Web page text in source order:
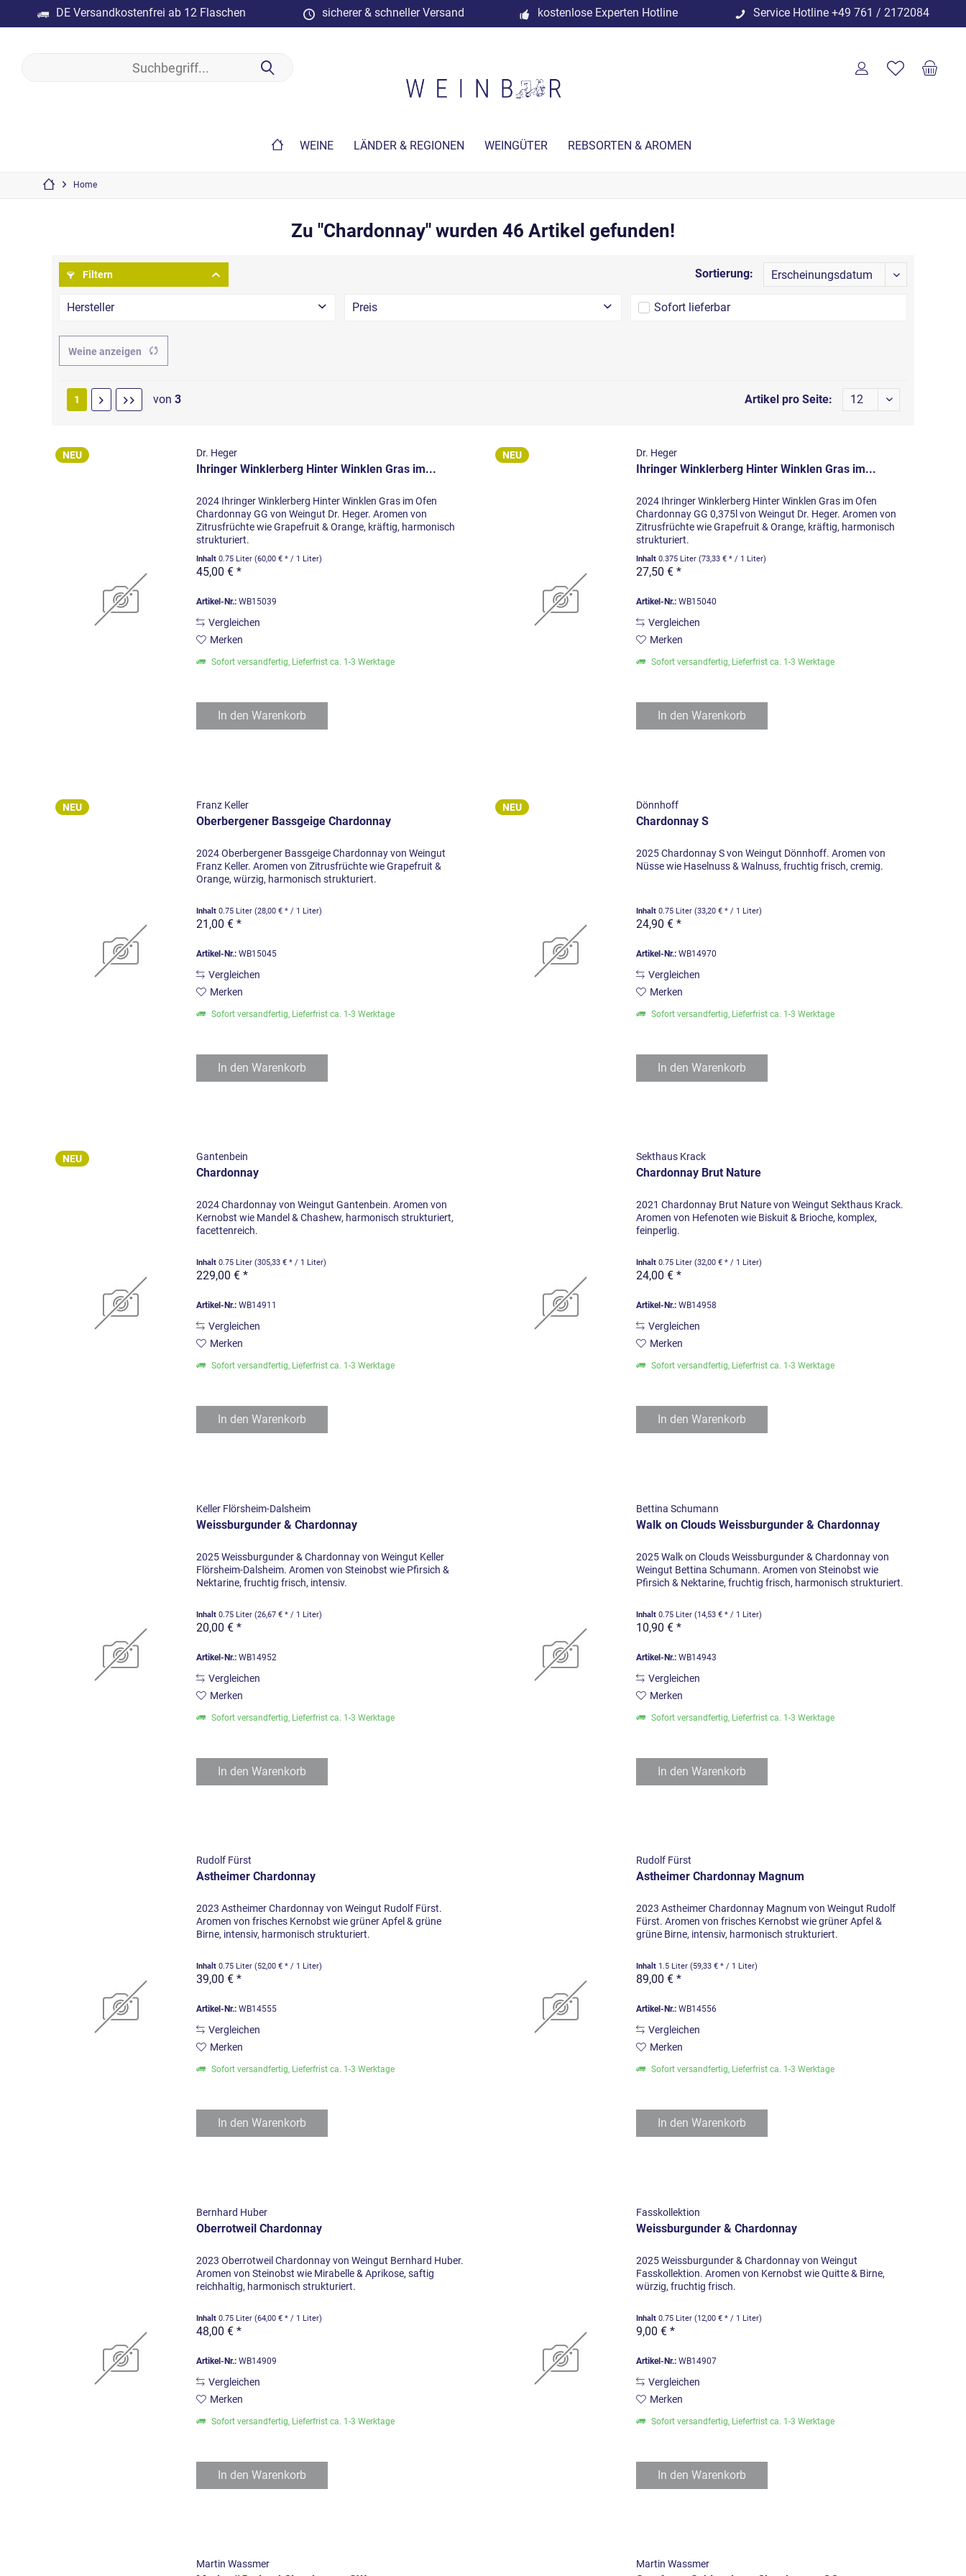
DE Versandkostenfrei ab 12 Flaschen sicherer & schneller Versand kostenlose Experten Hotline Service Hotline +49 761 / 2172084
WEINE LÄNDER & REGIONEN WEINGÜTER REBSORTEN & AROMEN
Home
Zu "Chardonnay" wurden 46 Artikel gefunden!
Filtern Sortierung:
Hersteller
Bernhard Huber
Bettina Schumann
Dr. Heger
Duijn Wein Consulting
Fasskollektion
Keller Flörsheim-Dalsheim
Knipser
makalié Max Frölich
Ziereisen
Preis Sofort lieferbar
Weine anzeigen
1 von 3 Artikel pro Seite:
NEU Dr. Heger
Ihringer Winklerberg Hinter Winklen Gras im...
2024 Ihringer Winklerberg Hinter Winklen Gras im Ofen
Chardonnay GG von Weingut Dr. Heger. Aromen von
Zitrusfrüchte wie Grapefruit & Orange, kräftig, harmonisch
strukturiert.
Inhalt0.75 Liter(60,00 € * / 1 Liter)
45,00 € *
Artikel-Nr.: WB15039
Vergleichen
Merken
Sofort versandfertig, Lieferfrist ca. 1-3 Werktage
In den Warenkorb
NEU Dr. Heger
Ihringer Winklerberg Hinter Winklen Gras im...
2024 Ihringer Winklerberg Hinter Winklen Gras im Ofen
Chardonnay GG 0,375l von Weingut Dr. Heger. Aromen von
Zitrusfrüchte wie Grapefruit & Orange, kräftig, harmonisch
strukturiert.
Inhalt0.375 Liter(73,33 € * / 1 Liter)
27,50 € *
Artikel-Nr.: WB15040
Vergleichen
Merken
Sofort versandfertig, Lieferfrist ca. 1-3 Werktage
In den Warenkorb
NEU Franz Keller
Oberbergener Bassgeige Chardonnay
2024 Oberbergener Bassgeige Chardonnay von Weingut
Franz Keller. Aromen von Zitrusfrüchte wie Grapefruit &
Orange, würzig, harmonisch strukturiert.
Inhalt0.75 Liter(28,00 € * / 1 Liter)
21,00 € *
Artikel-Nr.: WB15045
Vergleichen
Merken
Sofort versandfertig, Lieferfrist ca. 1-3 Werktage
In den Warenkorb
NEU Dönnhoff
Chardonnay S
2025 Chardonnay S von Weingut Dönnhoff. Aromen von
Nüsse wie Haselnuss & Walnuss, fruchtig frisch, cremig.
Inhalt0.75 Liter(33,20 € * / 1 Liter)
24,90 € *
Artikel-Nr.: WB14970
Vergleichen
Merken
Sofort versandfertig, Lieferfrist ca. 1-3 Werktage
In den Warenkorb
NEU Gantenbein
Chardonnay
2024 Chardonnay von Weingut Gantenbein. Aromen von
Kernobst wie Mandel & Chashew, harmonisch strukturiert,
facettenreich.
Inhalt0.75 Liter(305,33 € * / 1 Liter)
229,00 € *
Artikel-Nr.: WB14911
Vergleichen
Merken
Sofort versandfertig, Lieferfrist ca. 1-3 Werktage
In den Warenkorb
Sekthaus Krack
Chardonnay Brut Nature
2021 Chardonnay Brut Nature von Weingut Sekthaus Krack.
Aromen von Hefenoten wie Biskuit & Brioche, komplex,
feinperlig.
Inhalt0.75 Liter(32,00 € * / 1 Liter)
24,00 € *
Artikel-Nr.: WB14958
Vergleichen
Merken
Sofort versandfertig, Lieferfrist ca. 1-3 Werktage
In den Warenkorb
Keller Flörsheim-Dalsheim
Weissburgunder & Chardonnay
2025 Weissburgunder & Chardonnay von Weingut Keller
Flörsheim-Dalsheim. Aromen von Steinobst wie Pfirsich &
Nektarine, fruchtig frisch, intensiv.
Inhalt0.75 Liter(26,67 € * / 1 Liter)
20,00 € *
Artikel-Nr.: WB14952
Vergleichen
Merken
Sofort versandfertig, Lieferfrist ca. 1-3 Werktage
In den Warenkorb
Bettina Schumann
Walk on Clouds Weissburgunder & Chardonnay
2025 Walk on Clouds Weissburgunder & Chardonnay von
Weingut Bettina Schumann. Aromen von Steinobst wie
Pfirsich & Nektarine, fruchtig frisch, harmonisch strukturiert.
Inhalt0.75 Liter(14,53 € * / 1 Liter)
10,90 € *
Artikel-Nr.: WB14943
Vergleichen
Merken
Sofort versandfertig, Lieferfrist ca. 1-3 Werktage
In den Warenkorb
Rudolf Fürst
Astheimer Chardonnay
2023 Astheimer Chardonnay von Weingut Rudolf Fürst.
Aromen von frisches Kernobst wie grüner Apfel & grüne
Birne, intensiv, harmonisch strukturiert.
Inhalt0.75 Liter(52,00 € * / 1 Liter)
39,00 € *
Artikel-Nr.: WB14555
Vergleichen
Merken
Sofort versandfertig, Lieferfrist ca. 1-3 Werktage
In den Warenkorb
Rudolf Fürst
Astheimer Chardonnay Magnum
2023 Astheimer Chardonnay Magnum von Weingut Rudolf
Fürst. Aromen von frisches Kernobst wie grüner Apfel &
grüne Birne, intensiv, harmonisch strukturiert.
Inhalt 1.5 Liter(59,33 € * / 1 Liter)
89,00 € *
Artikel-Nr.: WB14556
Vergleichen
Merken
Sofort versandfertig, Lieferfrist ca. 1-3 Werktage
In den Warenkorb
Bernhard Huber
Oberrotweil Chardonnay
2023 Oberrotweil Chardonnay von Weingut Bernhard Huber.
Aromen von Steinobst wie Mirabelle & Aprikose, saftig
reichhaltig, harmonisch strukturiert.
Inhalt0.75 Liter(64,00 € * / 1 Liter)
48,00 € *
Artikel-Nr.: WB14909
Vergleichen
Merken
Sofort versandfertig, Lieferfrist ca. 1-3 Werktage
In den Warenkorb
Fasskollektion
Weissburgunder & Chardonnay
2025 Weissburgunder & Chardonnay von Weingut
Fasskollektion. Aromen von Kernobst wie Quitte & Birne,
würzig, fruchtig frisch.
Inhalt0.75 Liter(12,00 € * / 1 Liter)
9,00 € *
Artikel-Nr.: WB14907
Vergleichen
Merken
Sofort versandfertig, Lieferfrist ca. 1-3 Werktage
In den Warenkorb
Martin Wassmer Martin Wassmer